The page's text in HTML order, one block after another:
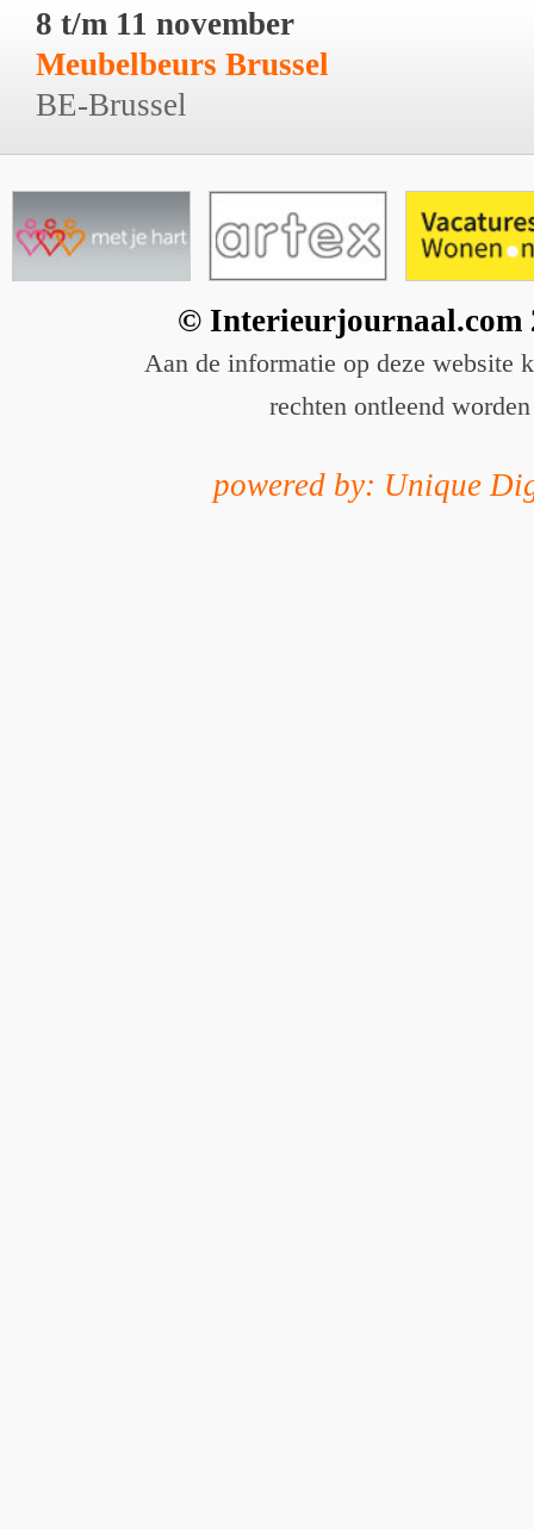
8 t/m 11 november
Meubelbeurs Brussel
BE-Brussel
© Interieurjournaal.com
Aan de informatie op deze website
rechten ontleend worden
powered by: Unique